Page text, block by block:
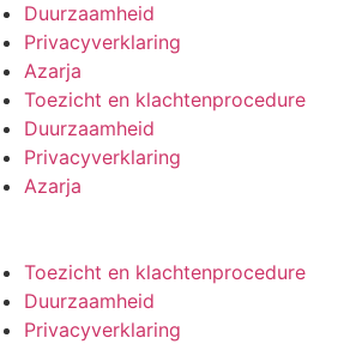
Duurzaamheid
Privacyverklaring
Azarja
Toezicht en klachtenprocedure
Duurzaamheid
Privacyverklaring
Azarja
Toezicht en klachtenprocedure
Duurzaamheid
Privacyverklaring